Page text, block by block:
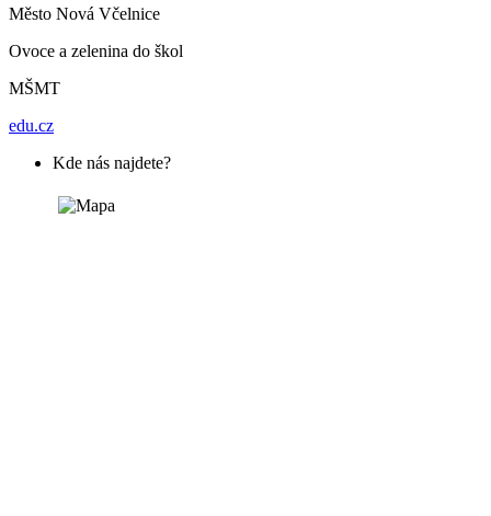
Město Nová Včelnice
Ovoce a zelenina do škol
MŠMT
edu.cz
Kde nás najdete?